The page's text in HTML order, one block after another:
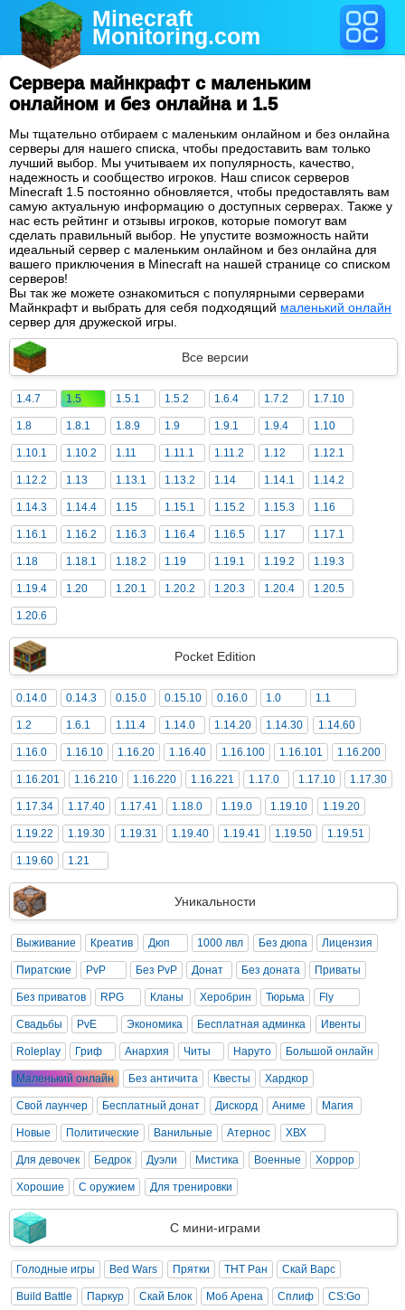
Minecraft
Monitoring.com
Сервера майнкрафт с маленьким
онлайном и без онлайна и 1.5
Мы тщательно отбираем с маленьким онлайном и без онлайна
серверы для нашего списка, чтобы предоставить вам только
лучший выбор. Мы учитываем их популярность, качество,
надежность и сообщество игроков. Наш список серверов
Minecraft 1.5 постоянно обновляется, чтобы предоставлять вам
самую актуальную информацию о доступных серверах. Также у
нас есть рейтинг и отзывы игроков, которые помогут вам
сделать правильный выбор. Не упустите возможность найти
идеальный сервер с маленьким онлайном и без онлайна для
вашего приключения в Minecraft на нашей странице со списком
серверов!
Вы так же можете ознакомиться с популярными серверами
Майнкрафт и выбрать для себя подходящий маленький онлайн
сервер для дружеской игры.
Все версии
1.4.7 1.5 1.5.1 1.5.2 1.6.4 1.7.2 1.7.10
1.8 1.8.1 1.8.9 1.9 1.9.1 1.9.4 1.10
1.10.1 1.10.2 1.11 1.11.1 1.11.2 1.12 1.12.1
1.12.2 1.13 1.13.1 1.13.2 1.14 1.14.1 1.14.2
1.14.3 1.14.4 1.15 1.15.1 1.15.2 1.15.3 1.16
1.16.1 1.16.2 1.16.3 1.16.4 1.16.5 1.17 1.17.1
1.18 1.18.1 1.18.2 1.19 1.19.1 1.19.2 1.19.3
1.19.4 1.20 1.20.1 1.20.2 1.20.3 1.20.4 1.20.5
1.20.6
Pocket Edition
0.14.0 0.14.3 0.15.0 0.15.10 0.16.0 1.0 1.1
1.2 1.6.1 1.11.4 1.14.0 1.14.20 1.14.30 1.14.60
1.16.0 1.16.10 1.16.20 1.16.40 1.16.100 1.16.101 1.16.200
1.16.201 1.16.210 1.16.220 1.16.221 1.17.0 1.17.10 1.17.30
1.17.34 1.17.40 1.17.41 1.18.0 1.19.0 1.19.10 1.19.20
1.19.22 1.19.30 1.19.31 1.19.40 1.19.41 1.19.50 1.19.51
1.19.60 1.21
Уникальности
Выживание Креатив Дюп 1000 лвл Без дюпа Лицензия
Пиратские PvP Без PvP Донат Без доната Приваты
Без приватов RPG Кланы Херобрин Тюрьма Fly
Свадьбы PvE Экономика Бесплатная админка Ивенты
Roleplay Гриф Анархия Читы Наруто Большой онлайн
Маленький онлайн Без античита Квесты Хардкор
Свой лаунчер Бесплатный донат Дискорд Аниме Магия
Новые Политические Ванильные Атернос ХВХ
Для девочек Бедрок Дуэли Мистика Военные Хоррор
Хорошие С оружием Для тренировки
С мини-играми
Голодные игры Bed Wars Прятки ТНТ Ран Скай Варс
Build Battle Паркур Скай Блок Моб Арена Сплиф CS:Go